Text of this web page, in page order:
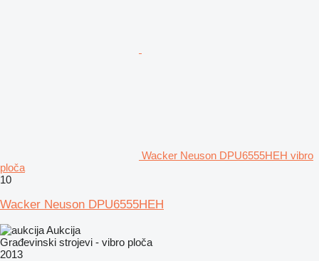
Wacker Neuson DPU6555HEH vibro
ploča
10
Wacker Neuson DPU6555HEH
Aukcija
Građevinski strojevi - vibro ploča
2013